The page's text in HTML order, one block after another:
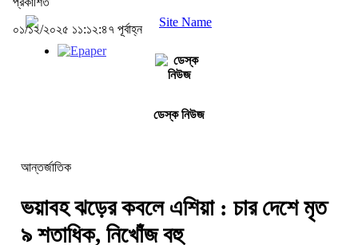
০১/১২/২০২৫ ১১:১২:৪৭ পূর্বাহ্ন
ডেস্ক নিউজ
আন্তর্জাতিক
ভয়াবহ ঝড়ের কবলে এশিয়া : চার দেশে মৃত
৯ শতাধিক, নিখোঁজ বহু